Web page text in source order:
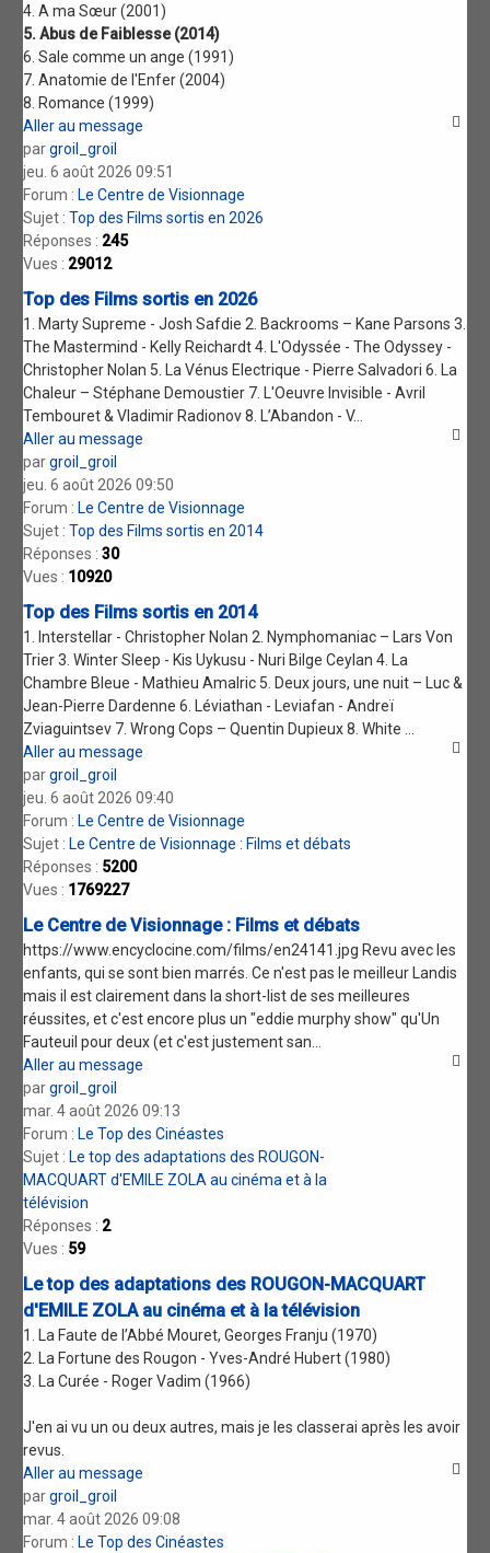
4. A ma Sœur (2001)
5. Abus de Faiblesse (2014)
6. Sale comme un ange (1991)
7. Anatomie de l'Enfer (2004)
8. Romance (1999)
Aller au message
pargroil_groil
jeu. 6 août 2026 09:51
Forum :Le Centre de Visionnage
Sujet :Top des Films sortis en 2026
Réponses : 245
Vues : 29012
Top des Films sortis en 2026
1. Marty Supreme - Josh Safdie 2. Backrooms – Kane Parsons 3.
The Mastermind - Kelly Reichardt 4. L'Odyssée - The Odyssey -
Christopher Nolan 5. La Vénus Electrique - Pierre Salvadori 6. La
Chaleur – Stéphane Demoustier 7. L'Oeuvre Invisible - Avril
Tembouret & Vladimir Radionov 8. L’Abandon - V...
Aller au message
pargroil_groil
jeu. 6 août 2026 09:50
Forum :Le Centre de Visionnage
Sujet :Top des Films sortis en 2014
Réponses :30
Vues : 10920
Top des Films sortis en 2014
1. Interstellar - Christopher Nolan 2. Nymphomaniac – Lars Von
Trier 3. Winter Sleep - Kis Uykusu - Nuri Bilge Ceylan 4. La
Chambre Bleue - Mathieu Amalric 5. Deux jours, une nuit – Luc &
Jean-Pierre Dardenne 6. Léviathan - Leviafan - Andreï
Zviaguintsev 7. Wrong Cops – Quentin Dupieux 8. White ...
Aller au message
pargroil_groil
jeu. 6 août 2026 09:40
Forum :Le Centre de Visionnage
Sujet :Le Centre de Visionnage : Films et débats
Réponses : 5200
Vues : 1769227
Le Centre de Visionnage : Films et débats
https://www.encyclocine.com/films/en24141.jpg Revu avec les
enfants, qui se sont bien marrés. Ce n'est pas le meilleur Landis
mais il est clairement dans la short-list de ses meilleures
réussites, et c'est encore plus un "eddie murphy show" qu'Un
Fauteuil pour deux (et c'est justement san...
Aller au message
pargroil_groil
mar. 4 août 2026 09:13
Forum :Le Top des Cinéastes
Sujet :Le top des adaptations des ROUGON-
MACQUART d'EMILE ZOLA au cinéma et à la
télévision
Réponses : 2
Vues : 59
Le top des adaptations des ROUGON-MACQUART
d'EMILE ZOLA au cinéma et à la télévision
1. La Faute de l’Abbé Mouret, Georges Franju (1970)
2. La Fortune des Rougon - Yves-André Hubert (1980)
3. La Curée - Roger Vadim (1966)
J'en ai vu un ou deux autres, mais je les classerai après les avoir
revus.
Aller au message
pargroil_groil
mar. 4 août 2026 09:08
Forum :Le Top des Cinéastes